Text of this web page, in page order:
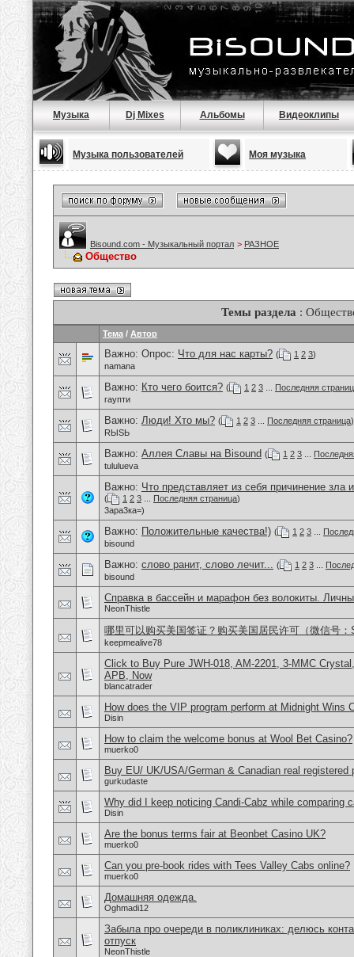
Музыка Dj Mixes Альбомы Видеоклипы
Музыка пользователей Моя музыка
Bisound.com - Музыкальный портал > РАЗНОЕ
Общество
Темы раздела :
Тема / Автор
Важно: Опрос: Что для нас карты? ( 1 2 3)
namana
Важно: Кто чего боится? ( 1 2 3
Последняя
гаупти
Важно: Люди! Хто мы? ( 1 2 3 Последняя страница)
RЫSЬ
Важно: Аллея Славы на Bisound ( 1 2 3
tululueva
Важно: Что представляет из себя причинение зла
( 1 2 3 Последняя страница)
3ара3ка=)
Важно: Положительные качества!) ( 1 2 3
bisound
Важно: слово ранит, слово лечит... ( 1 2 3
bisound
Справка в бассейн и марафон без волокиты.
NeonThistle
哪里可以购买美国签证？购买美国居民许可（微信号：
keepmealive78
Click to Buy Pure JWH-018, AM-2201, 3-MMC
APB, Now
blancatrader
How does the VIP program perform at Midnight Wins
Disin
How to claim the welcome bonus at Wool Bet Casino?
muerko0
Buy EU/ UK/USA/German & Canadian real
gurkudaste
Why did I keep noticing Candi-Cabz while comparing
Disin
Are the bonus terms fair at Beonbet Casino UK?
muerko0
Can you pre-book rides with Tees Valley Cabs online?
muerko0
Домашняя одежда.
Oghmadi12
Забыла про очереди в поликлиниках: делюсь
отпуск
NeonThistle